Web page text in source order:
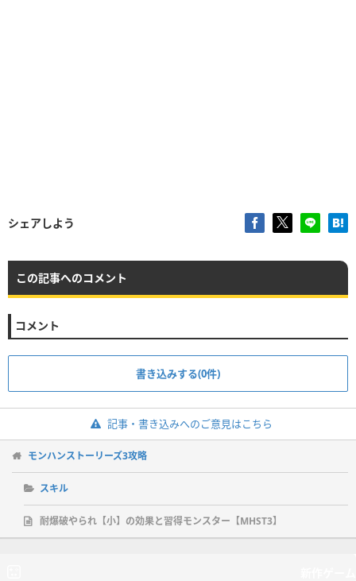
シェアしよう
この記事へのコメント
コメント
書き込みする(0件)
記事・書き込みへのご意見はこちら
モンハンストーリーズ3攻略
スキル
耐爆破やられ【小】の効果と習得モンスター【MHST3】